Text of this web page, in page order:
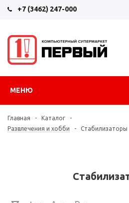
+7 (3462) 247-000
МЕНЮ
Главная - Каталог
-
Развлечения и хобби
- Стабилизаторы